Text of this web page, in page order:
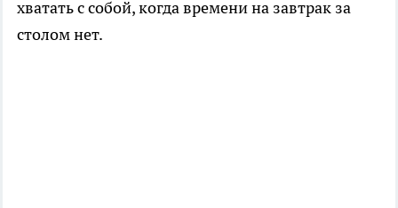
хватать с собой, когда времени на завтрак за
столом нет.